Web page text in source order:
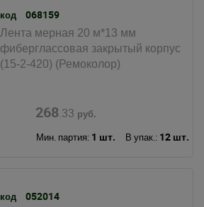
код 068159
Лента мерная 20 м*13 мм
фиберглассовая закрытый корпус
(15-2-420) (Ремоколор)
268.33 руб.
Мин. партия: 1 шт. В упак.: 12 шт.
код 052014